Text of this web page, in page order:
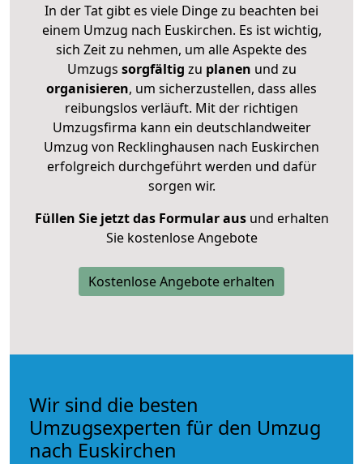
In der Tat gibt es viele Dinge zu beachten bei
einem Umzug nach Euskirchen. Es ist wichtig,
sich Zeit zu nehmen, um alle Aspekte des
Umzugs sorgfältig zu planen und zu
organisieren, um sicherzustellen, dass alles
reibungslos verläuft. Mit der richtigen
Umzugsfirma kann ein deutschlandweiter
Umzug von Recklinghausen nach Euskirchen
erfolgreich durchgeführt werden und dafür
sorgen wir.
Füllen Sie jetzt das Formular ausund erhalten
Sie kostenlose Angebote
Kostenlose Angebote erhalten
Wir sind die besten
Umzugsexperten für den Umzug
nach Euskirchen